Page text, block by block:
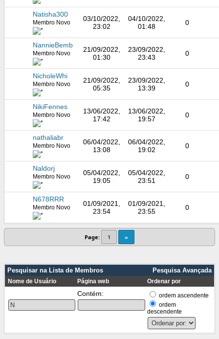
Natisha300
Membro Novo
03/10/2022,
23:02
04/10/2022,
01:48
0
NannieBemb
Membro Novo
21/09/2022,
01:30
23/09/2022,
23:43
0
NicholeWhi
Membro Novo
21/09/2022,
05:35
23/09/2022,
13:39
0
NikiFennes
Membro Novo
13/06/2022,
17:42
13/06/2022,
19:57
0
nathaliabr
Membro Novo
06/04/2022,
13:08
06/04/2022,
19:02
0
Naldorj
Membro Novo
05/04/2022,
19:05
05/04/2022,
23:51
0
N678RRR
Membro Novo
01/09/2021,
23:54
01/09/2021,
23:55
0
Page: 1 »
Pesquisa Avançada
Pesquisar na Lista de Membros
Nome de Usuário Página web Ordenar por
Contém:
ordem ascendente
ordem
descendente